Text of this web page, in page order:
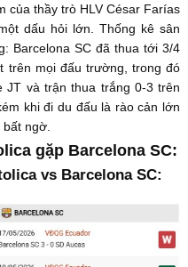
của thầy trò HLV César Farías
dấu hỏi lớn. Thống kê sân
Barcelona SC đã thua tới 3/4
trên mọi đấu trường, trong đó
JT và trận thua trắng 0-3 trên
khi đi du đấu là rào cản lớn
bất ngờ.
gặp Barcelona SC:
vs Barcelona SC: